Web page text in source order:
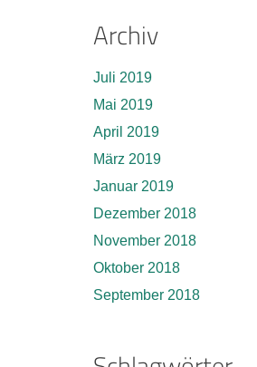
Archiv
Juli 2019
Mai 2019
April 2019
März 2019
Januar 2019
Dezember 2018
November 2018
Oktober 2018
September 2018